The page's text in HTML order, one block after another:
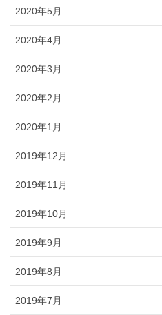
2020年5月
2020年4月
2020年3月
2020年2月
2020年1月
2019年12月
2019年11月
2019年10月
2019年9月
2019年8月
2019年7月